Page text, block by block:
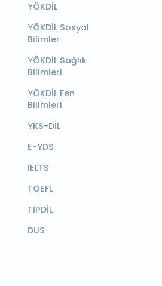
YÖKDİL
YÖKDİL Sosyal
Bilimler
YÖKDİL Sağlık
Bilimleri
YÖKDİL Fen
Bilimleri
YKS-DİL
E-YDS
IELTS
TOEFL
TIPDİL
DUS